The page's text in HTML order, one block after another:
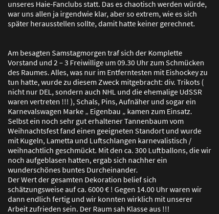
unseres Haie-Fanclubs statt. Das es chaotisch werden würde,
war uns allen ja irgendwie klar, aber so extrem, wie es sich
später herausstellen sollte, damit hatte keiner gerechnet.
Am besagten Samstagmorgen traf sich der Komplette
Vorstand und 2 – 3 Freiwillige um 09.30 Uhr zum Schmücken
des Raumes. Alles, was nur im Entferntesten mit Eishockey zu
tun hatte, wurde zu diesem Zweck mitgebracht: div. Trikots (
nicht nur DEL, sondern auch NHL und die ehemalige UdSSR
waren vertreten !!! ), Schals, Pins, Aufnäher und sogar ein
Karnevalswagen Marke „ Eigenbau „ kamen zum Einsatz.
Selbst ein noch sehr gut erhaltener Tannenbaum vom
Weihnachtsfest fand einen geeigneten Standort und wurde
mit Kugeln, Lametta und Luftschlangen karnevalistisch /
weihnachtlich geschmückt. Mit den ca. 300 Luftballons, die wir
noch aufgeblasen hatten, ergab sich nachher ein
wunderschönes buntes Durcheinander.
Der Wert der gesamten Dekoration belief sich
schätzungsweise auf ca. 6000 € ! Gegen 14.00 Uhr waren wir
dann endlich fertig und wir konnten wirklich mit unserer
Arbeit zufrieden sein. Der Raum sah Klasse aus !!!